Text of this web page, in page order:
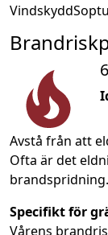
Vindskydd
Avstå från att
Ofta är det
brandspridning.
Specifikt för
Vårens